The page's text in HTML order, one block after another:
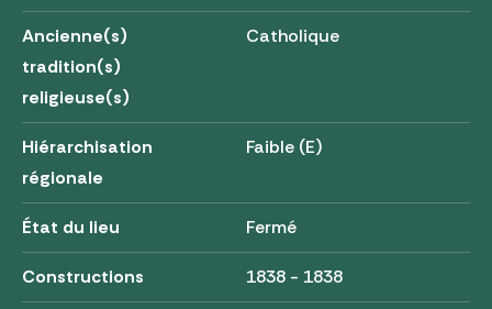
Ancienne(s)
tradition(s)
religieuse(s)
Catholique
Hiérarchisation
régionale
Faible (E)
État du lieu Fermé
Constructions 1838 - 1838